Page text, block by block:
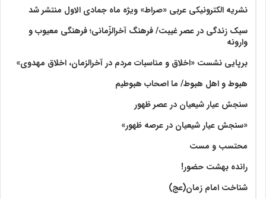
نشریه الکترونیکی عربی «صراط» ویژه ماه جمادی الاول منتشر شد
سبک زندگی در عصر غیبت/ فرهنگ آخرالزّمانی؛ فرهنگی معیوب و
وارونه
برپایی نشست «اخلاق و مناسبات مردم در آخرالزمان، اخلاق مهدوی»
هبوط و اهل هبوط/ ما اصحاب هبوطیم
سنجش عیار شیعیان در عصر ظهور
«سنجش عیار شیعیان در عرصه ظهور»
محتسب و مست
رانده بهشت‌ حضور!
شناخت امام زمان(عج)